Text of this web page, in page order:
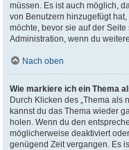
müssen. Es ist auch möglich,
von Benutzern hinzugefügt
möchte, bevor sie auf der
Administration, wenn du
Nach oben
Wie markiere ich ein Thema
Durch Klicken des „Thema als
kannst du das Thema wieder
holen. Wenn du den
möglicherweise deaktiviert
genügend Zeit vergangen. Es